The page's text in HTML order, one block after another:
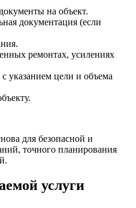
на объект.
документация (если
ремонтах, усилениях
указанием цели и объема
для безопасной и
точного планирования
услуги